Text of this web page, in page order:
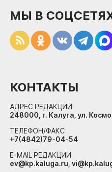
МЫ В
КОНТАКТЫ
АДРЕС РЕДАКЦИИ
248000, г. Калуга, ул.
ТЕЛЕФОН/ФАКС
+7(4842)79-04-54
E-MAIL РЕДАКЦИИ
ev@kp.kaluga.ru,